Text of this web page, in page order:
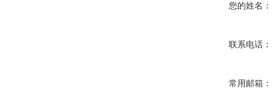
您的姓名：
联系电话：
常用邮箱：